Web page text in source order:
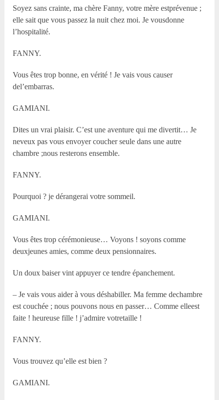
Soyez sans crainte, ma chère Fanny, votre mère estprévenue ;
elle sait que vous passez la nuit chez moi. Je vousdonne
l’hospitalité.
FANNY.
Vous êtes trop bonne, en vérité ! Je vais vous causer
del’embarras.
GAMIANI.
Dites un vrai plaisir. C’est une aventure qui me divertit… Je
neveux pas vous envoyer coucher seule dans une autre
chambre ;nous resterons ensemble.
FANNY.
Pourquoi ? je dérangerai votre sommeil.
GAMIANI.
Vous êtes trop cérémonieuse… Voyons ! soyons comme
deuxjeunes amies, comme deux pensionnaires.
Un doux baiser vint appuyer ce tendre épanchement.
– Je vais vous aider à vous déshabiller. Ma femme dechambre
est couchée ; nous pouvons nous en passer… Comme elleest
faite ! heureuse fille ! j’admire votretaille !
FANNY.
Vous trouvez qu’elle est bien ?
GAMIANI.